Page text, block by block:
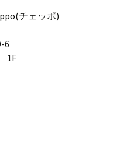
チェッポ)
6
1F